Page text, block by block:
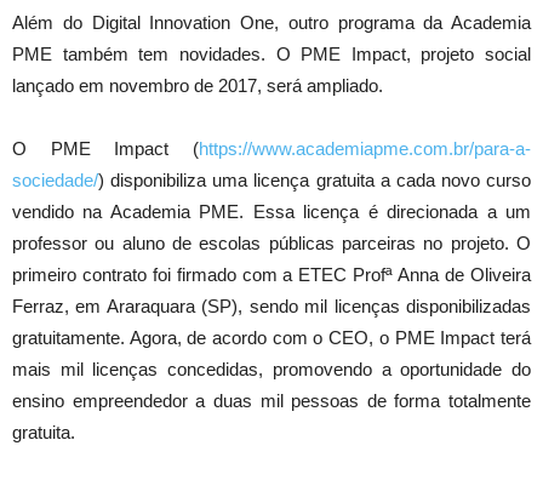
Além do Digital Innovation One, outro programa da Academia
PME também tem novidades. O PME Impact, projeto social
lançado em novembro de 2017, será ampliado.
O PME Impact (https://www.academiapme.com.br/para-a-
sociedade/) disponibiliza uma licença gratuita a cada novo curso
vendido na Academia PME. Essa licença é direcionada a um
professor ou aluno de escolas públicas parceiras no projeto. O
primeiro contrato foi firmado com a ETEC Profª Anna de Oliveira
Ferraz, em Araraquara (SP), sendo mil licenças disponibilizadas
gratuitamente. Agora, de acordo com o CEO, o PME Impact terá
mais mil licenças concedidas, promovendo a oportunidade do
ensino empreendedor a duas mil pessoas de forma totalmente
gratuita.